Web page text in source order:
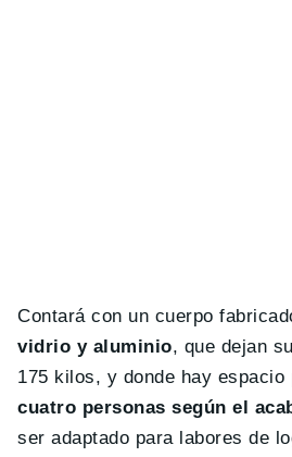
Contará con un cuerpo
vidrio y aluminio, que dejan
175 kilos, y donde hay
cuatro personas según el
ser adaptado para labores de